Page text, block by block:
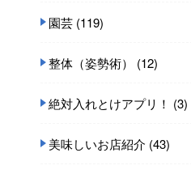
園芸 (119)
整体（姿勢術） (12)
絶対入れとけアプリ！ (3)
美味しいお店紹介 (43)